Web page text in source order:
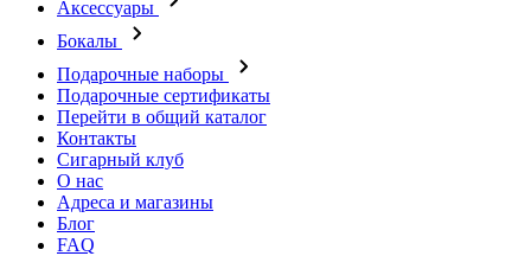
Аксессуары
Бокалы
Подарочные наборы
Подарочные сертификаты
Перейти в общий каталог
Контакты
Сигарный клуб
О нас
Адреса и магазины
Блог
FAQ